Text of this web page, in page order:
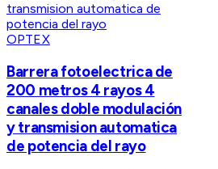
OPTEX
Barrera fotoelectrica de
200 metros 4 rayos 4
canales doble modulación
y transmision automatica
de potencia del rayo